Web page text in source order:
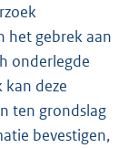
het gebrek aan
onderlegde
deze
ten grondslag
bevestigen,